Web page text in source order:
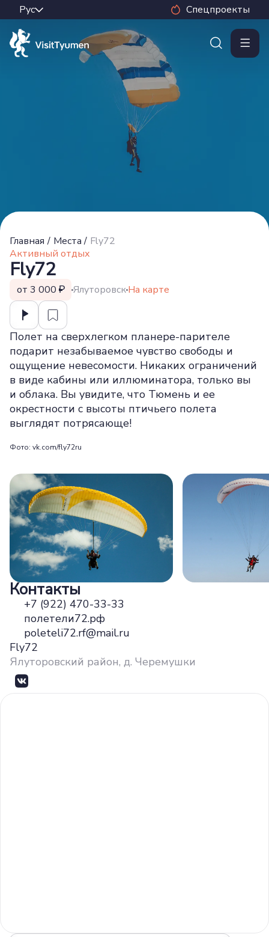
Спецпроекты
Главная / Места / Fly72
Активный отдых
Fly72
от 3 000 ЯлуторовскНа карте
Полет на сверхлегком планере-парителе
подарит незабываемое чувство свободы и
ощущение невесомости. Никаких ограничений
в виде кабины или иллюминатора, только вы
и облака. Вы увидите, что Тюмень и ее
окрестности с высоты птичьего полета
выглядят потрясающе!
Фото: vk.com/fly72ru
Контакты
+7 (922) 470-33-33
полетели72.рф
poleteli72.rf@mail.ru
Fly72
Ялуторовский район, д. Черемушки